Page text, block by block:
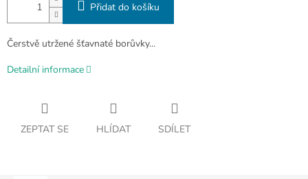
Přidat do košíku
Čerstvě utržené šťavnaté borůvky...
Detailní informace
ZEPTAT SE HLÍDAT SDÍLET